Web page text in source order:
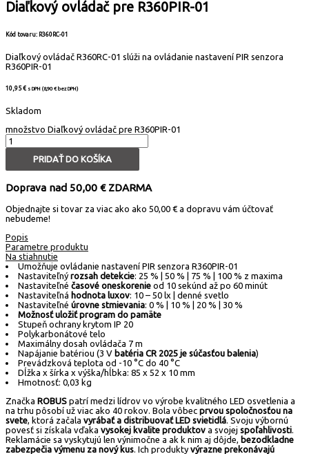
Diaľkový ovládač pre R360PIR-01
Kód tovaru: R360RC-01
Diaľkový ovládač R360RC-01 slúži na ovládanie nastavení PIR senzora
R360PIR-01
10,95€ s DPH (8,90€ bez DPH)
Skladom
množstvo Diaľkový ovládač pre R360PIR-01
PRIDAŤ DO KOŠÍKA
Doprava nad 50,00 € ZDARMA
Objednajte si tovar za viac ako ako 50,00 € a dopravu vám účtovať
nebudeme!
Popis
Parametre produktu
Na stiahnutie
Umožňuje ovládanie nastavení PIR senzora R360PIR-01
Nastaviteľný rozsah detekcie: 25 % | 50 % | 75 % | 100 % z maxima
Nastaviteľné časové oneskorenie od 10 sekúnd až po 60 minút
Nastaviteľná hodnota luxov: 10 – 50 lx | denné svetlo
Nastaviteľné úrovne stmievania: 0 % | 10 % | 20 % | 30 %
Možnosť uložiť program do pamäte
Stupeň ochrany krytom IP 20
Polykarbonátové telo
Maximálny dosah ovládača 7 m
Napájanie batériou (3 V batéria CR 2025 je súčasťou balenia)
Prevádzková teplota od -10 °C do 40 °C
Dĺžka x šírka x výška/hĺbka: 85 x 52 x 10 mm
Hmotnosť: 0,03 kg
Značka ROBUS patrí medzi lídrov vo výrobe kvalitného LED osvetlenia a
na trhu pôsobí už viac ako 40 rokov. Bola vôbec prvou spoločnosťou na
svete , ktorá začala vyrábať a distribuovať LED svietidlá . Svoju výbornú
povesť si získala vďaka vysokej kvalite produktov a svojej spoľahlivosti
Reklamácie sa vyskytujú len výnimočne a ak k nim aj dôjde, bezodkladne
zabezpečia výmenu za nový kus . Ich produkty výrazne prekonávajú